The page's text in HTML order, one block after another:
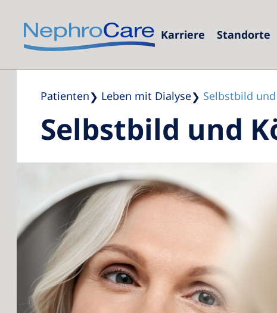
Karriere Standorte
Europe
Czech
France
Germany
Israel
Netherlands
Poland
Romania
Russia
Patienten Leben mit Dialyse Selbstbild
Selbstbild und